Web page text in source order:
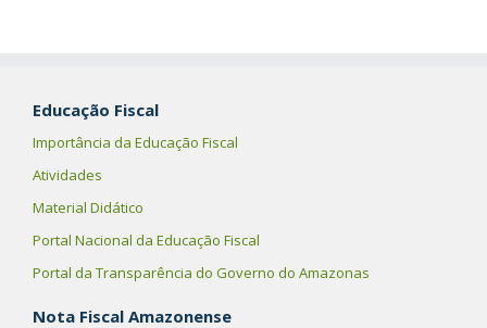
Educação Fiscal
Importância da Educação Fiscal
Atividades
Material Didático
Portal Nacional da Educação Fiscal
Portal da Transparência do Governo do Amazonas
Nota Fiscal Amazonense